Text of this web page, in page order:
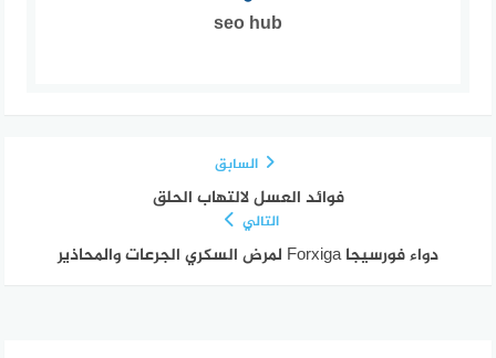
seo hub
السابق
فوائد العسل لالتهاب الحلق
التالي
دواء فورسيجا Forxiga لمرض السكري الجرعات والمحاذير